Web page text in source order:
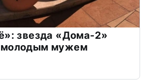
звезда «Дома-2»
молодым мужем